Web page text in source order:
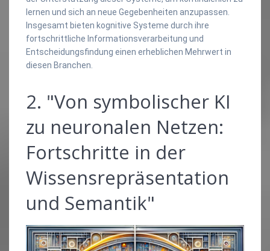
lernen und sich an neue Gegebenheiten anzupassen.
Insgesamt bieten kognitive Systeme durch ihre
fortschrittliche Informationsverarbeitung und
Entscheidungsfindung einen erheblichen Mehrwert in
diesen Branchen.
2. "Von symbolischer KI
zu neuronalen Netzen:
Fortschritte in der
Wissensrepräsentation
und Semantik"